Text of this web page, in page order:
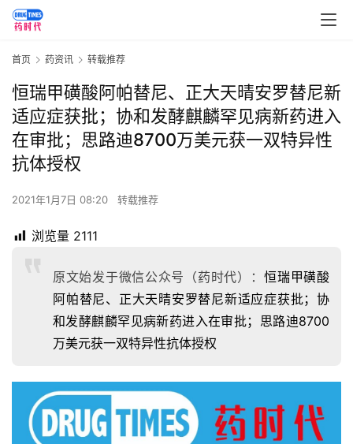
首页 药资讯 转载推荐
​恒瑞甲磺酸阿帕替尼、正大天晴安罗替尼新
适应症获批；协和发酵麒麟罕见病新药进入
在审批；思路迪8700万美元获一双特异性
抗体授权
2021年1月7日 08:20 转载推荐
浏览量 2111
原文始发于微信公众号（药时代）： ​恒瑞甲磺酸
阿帕替尼、正大天晴安罗替尼新适应症获批；协
和发酵麒麟罕见病新药进入在审批；思路迪8700
万美元获一双特异性抗体授权